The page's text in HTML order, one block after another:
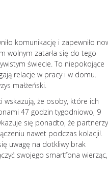
komunikację i zapewniło
wolnym zatarła się do tego
świecie. To niepokojące
relacje w pracy i w domu.
małżeński.
że osoby, które ich
47 godzin tygodniowo, 9
się ponadto, że partnerzy
nawet podczas kolacji!.
uwagę na dotkliwy brak
swojego smartfona wierząc,
rozprzestrzenia
pożar. Prowadzi nie tylko
ale również niszczy
osobiste, powoduje
a nawet prowadzi do
Według
Christiny Maslach
przebiega zgodnie z
schematem:
mogą występować łącznie
się kolejno u...